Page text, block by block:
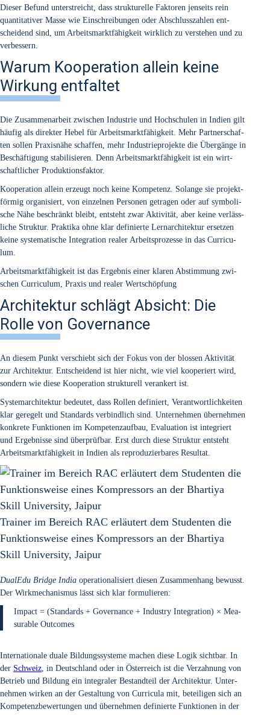
Die­ser Befund unter­streicht, dass struk­tu­rel­le Fak­to­ren jen­seits rein
quan­ti­ta­ti­ver Mas­se wie Ein­schrei­bun­gen oder Abschluss­zah­len ent­
schei­dend sind, um Arbeits­markt­fä­hig­keit wirk­lich zu ver­ste­hen und zu
ver­bes­sern.
Warum Kooperation allein keine
Wirkung entfaltet
Die Zusam­men­ar­beit zwi­schen Indus­trie und Hoch­schu­len in Indi­en gilt
häu­fig als direk­ter Hebel für Arbeits­markt­fä­hig­keit. Mehr Part­ner­schaf­
ten sol­len Pra­xis­nä­he schaf­fen, mehr Indus­trie­pro­jek­te die Über­gän­ge in
Beschäf­ti­gung sta­bi­li­sie­ren. Denn Arbeits­markt­fä­hig­keit ist ein wirt­
schaft­li­cher Pro­duk­ti­ons­fak­tor.
Koope­ra­ti­on allein erzeugt noch kei­ne Kom­pe­tenz. Solan­ge sie pro­jekt­
för­mig orga­ni­siert, von ein­zel­nen Per­so­nen getra­gen oder auf sym­bo­li­
sche Nähe beschränkt bleibt, ent­steht zwar Akti­vi­tät, aber kei­ne ver­läss­
li­che Struk­tur. Prak­ti­ka ohne klar defi­nier­te Lern­ar­chi­tek­tur erset­zen
kei­ne sys­te­ma­ti­sche Inte­gra­ti­on rea­ler Arbeits­pro­zes­se in das Cur­ri­cu­
lum.
Arbeits­markt­fä­hig­keit ist das Ergeb­nis einer kla­ren Abstim­mung zwi­
schen Cur­ri­cu­lum, Pra­xis und rea­ler Wert­schöp­fung
Architektur schlägt Absicht: Die
Rolle von Governance
An die­sem Punkt ver­schiebt sich der Fokus von der blos­sen Akti­vi­tät
zur Archi­tek­tur. Ent­schei­dend ist hier nicht, wie viel koope­riert wird,
son­dern wie die­se Koope­ra­ti­on struk­tu­rell ver­an­kert ist.
Sys­tem­ar­chi­tek­tur bedeu­tet, dass Rol­len defi­niert, Ver­ant­wort­lich­kei­ten
klar gere­gelt und Stan­dards ver­bind­lich sind. Unter­neh­men über­neh­men
kon­kre­te Funk­tio­nen im Kom­pe­tenz­auf­bau, Eva­lua­ti­on ist inte­griert
und Ergeb­nis­se sind über­prüf­bar. Erst durch die­se Struk­tur ent­steht
Arbeits­markt­fä­hig­keit in Indi­en als repro­du­zier­ba­res Resul­tat.
Trai­ner im Bereich RAC erläu­tert dem Stu­den­ten die
Funk­ti­ons­wei­se eines Kom­pres­sors an der Bhar­ti­ya
Skill Uni­ver­si­ty, Jai­pur
Dua­lEdu Bridge India ope­ra­tio­na­li­siert die­sen Zusam­men­hang bewusst.
Der Wirk­me­cha­nis­mus lässt sich klar for­mu­lie­ren:
Impact = (Stan­dards + Gover­nan­ce + Indus­try Inte­gra­ti­on) × Mea­
sura­ble Out­co­mes
Inter­na­tio­na­le dua­le Bil­dungs­sys­te­me machen die­se Logik sicht­bar. In
der Schweiz, in Deutsch­land oder in Öster­reich ist die Ver­zah­nung von
Betrieb und Bil­dung ein inte­gra­ler Bestand­teil der Archi­tek­tur. Unter­
neh­men wir­ken an der Gestal­tung von Cur­ri­cu­la mit, betei­li­gen sich an
Kom­pe­tenz­be­wer­tun­gen und über­neh­men defi­nier­te Funk­tio­nen in der